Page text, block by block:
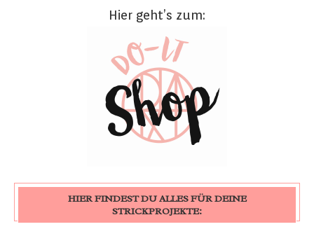
Hier geht’s zum:
HIER FINDEST DU ALLES FÜR DEINE
STRICKPROJEKTE: